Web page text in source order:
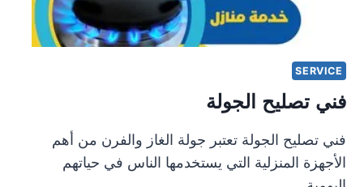
SERVICE
فني تصليح الجولة
فني تصليح الجولة تعتبر جولة الغاز والفرن من أهم
الأجهزة المنزلية التي يستخدمها الناس في حياتهم